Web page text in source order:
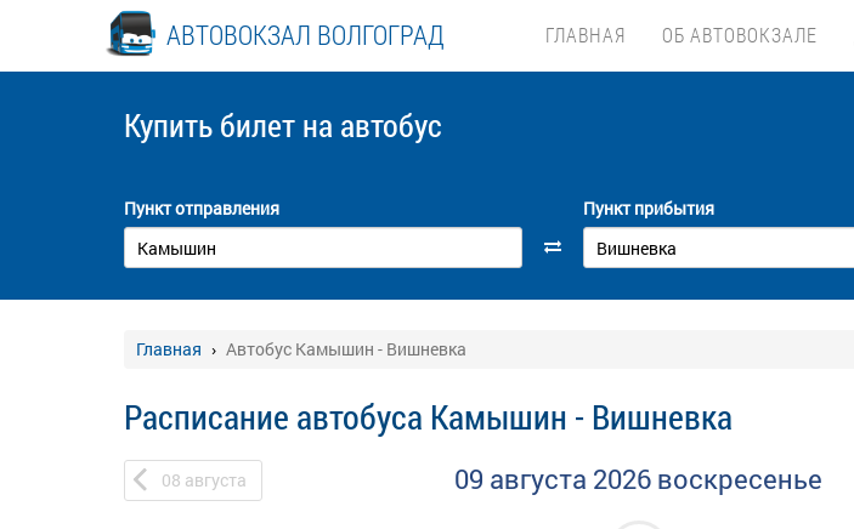
АВТОВОКЗАЛ ВОЛГОГРАД ГЛАВНАЯ ОБ АВТОВОКЗАЛЕ
Купить билет на автобус
Пункт отправления Пункт прибытия
Главная Автобус Камышин - Вишневка
Расписание автобуса Камышин - Вишневка
08 августа 09 августа 2026 воскресенье